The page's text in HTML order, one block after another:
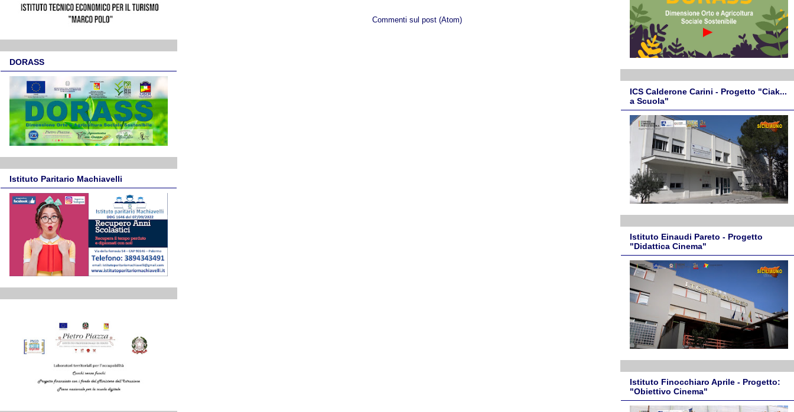
Commenti sul post (Atom)
DORASS
Istituto Paritario Machiavelli
ICS Calderone Carini - Progetto "Ciak...
a Scuola"
Istituto Einaudi Pareto - Progetto
"Didattica Cinema"
Istituto Finocchiaro Aprile - Progetto:
"Obiettivo Cinema"